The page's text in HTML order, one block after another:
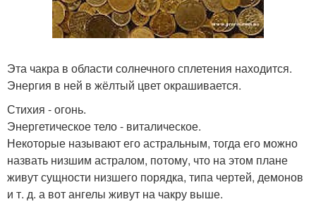
Эта чакра в области солнечного сплетения находится.
Энергия в ней в жёлтый цвет окрашивается.
Стихия - огонь.
Энергетическое тело - виталическое.
Некоторые называют его астральным, тогда его можно
назвать низшим астралом, потому, что на этом плане
живут сущности низшего порядка, типа чертей, демонов
и т. д. а вот ангелы живут на чакру выше.